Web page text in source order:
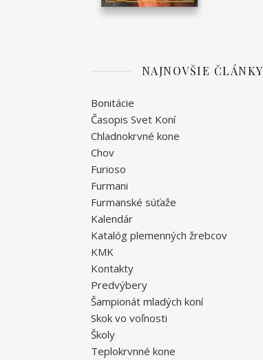
NAJNOVŠIE ČLÁNKY
Bonitácie
Časopis Svet Koní
Chladnokrvné kone
Chov
Furioso
Furmani
Furmanské súťaže
Kalendár
Katalóg plemenných žrebcov
KMK
Kontakty
Predvýbery
Šampionát mladých koní
Skok vo voľnosti
Školy
Teplokrvnné kone